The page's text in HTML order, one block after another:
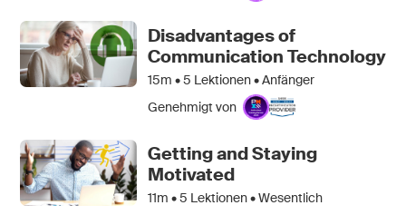
Disadvantages of
Communication Technology
15m •5 Lektionen • Anfänger
Genehmigt von
Getting and Staying
Motivated
11m •5 Lektionen • Wesentlich